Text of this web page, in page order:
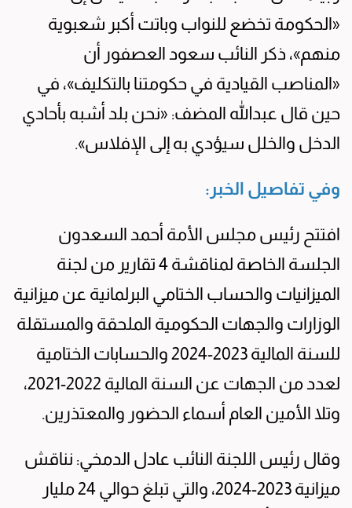
«الحكومة تخضع للنواب وباتت أكبر شعبوية
منهم»، ذكر النائب سعود العصفور أن
«المناصب القيادية في حكومتنا بالتكليف»، في
حين قال عبدالله المضف: «نحن بلد أشبه بأحادي
الدخل والخلل سيؤدي به إلى الإفلاس».
وفي تفاصيل الخبر:
افتتح رئيس مجلس الأمة أحمد السعدون
الجلسة الخاصة لمناقشة 4 تقارير من لجنة
الميزانيات والحساب الختامي البرلمانية عن ميزانية
الوزارات والجهات الحكومية الملحقة والمستقلة
للسنة المالية 2023-2024 والحسابات الختامية
لعدد من الجهات عن السنة المالية 2022-2021،
وتلا الأمين العام أسماء الحضور والمعتذرين.
وقال رئيس اللجنة النائب عادل الدمخي: نناقش
ميزانية 2023-2024، والتي تبلغ حوالي 24 مليار